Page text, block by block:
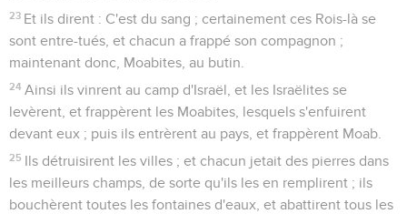
23 Et ils dirent : C'est du sang ; certainement ces Rois-là se
sont entre-tués, et chacun a frappé son compagnon ;
maintenant donc, Moabites, au butin.
24 Ainsi ils vinrent au camp d'Israël, et les Israëlites se
levèrent, et frappèrent les Moabites, lesquels s'enfuirent
devant eux ; puis ils entrèrent au pays, et frappèrent Moab.
25 Ils détruisirent les villes ; et chacun jetait des pierres dans
les meilleurs champs, de sorte qu'ils les en remplirent ; ils
bouchèrent toutes les fontaines d'eaux, et abattirent tous les